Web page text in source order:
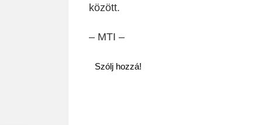
között.
– MTI –
Szólj hozzá!